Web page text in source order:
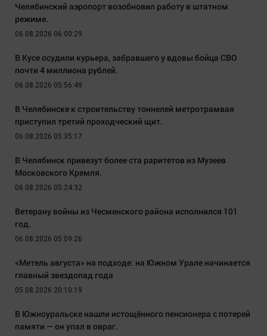
Челябинский аэропорт возобновил работу в штатном
режиме.
06.08.2026 06:00:29
В Кусе осудили курьера, забравшего у вдовы бойца СВО
почти 4 миллиона рублей.
06.08.2026 05:56:49
В Челябинске к строительству тоннелей метротрамвая
приступил третий проходческий щит.
06.08.2026 05:35:17
В Челябинск привезут более ста раритетов из Музеев
Московского Кремля.
06.08.2026 05:24:32
Ветерану войны из Чесменского района исполнился 101
год.
06.08.2026 05:09:26
«Метель августа» на подходе: на Южном Урале начинается
главный звездопад года
05.08.2026 20:10:19
В Южноуральске нашли истощённого пенсионера с потерей
памяти — он упал в овраг.